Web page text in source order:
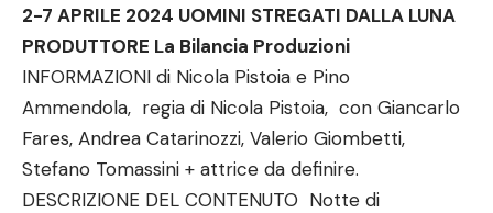
2-7 APRILE 2024 UOMINI STREGATI DALLA LUNA
PRODUTTORE La Bilancia Produzioni
INFORMAZIONI di Nicola Pistoia e Pino
Ammendola, regia di Nicola Pistoia, con Giancarlo
Fares, Andrea Catarinozzi, Valerio Giombetti,
Stefano Tomassini + attrice da definire.
DESCRIZIONE DEL CONTENUTO Notte di